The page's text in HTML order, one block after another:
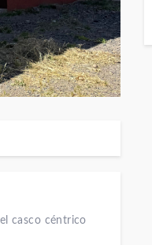
casco céntrico